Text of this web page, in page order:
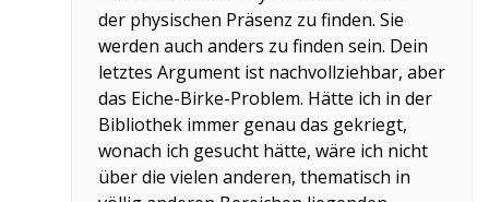
der physischen Präsenz zu finden. Sie
werden auch anders zu finden sein. Dein
letztes Argument ist nachvollziehbar, aber
das Eiche-Birke-Problem. Hätte ich in der
Bibliothek immer genau das gekriegt,
wonach ich gesucht hätte, wäre ich nicht
über die vielen anderen, thematisch in